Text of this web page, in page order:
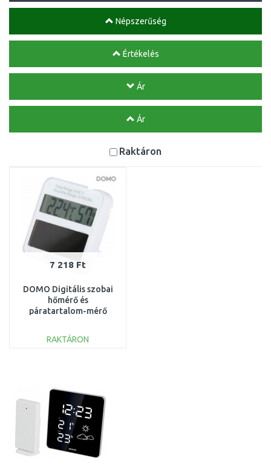
Népszerűség
Értékelés
Ár
Ár
Raktáron
7 218 Ft
DOMO Digitális szobai
hőmérő és
páratartalom-mérő
RAKTÁRON